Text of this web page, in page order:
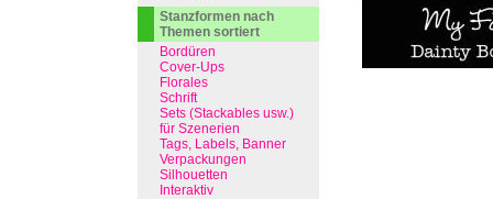
Stanzformen nach
Themen sortiert
Bordüren
Cover-Ups
Florales
Schrift
Sets (Stackables usw.)
für Szenerien
Tags, Labels, Banner
Verpackungen
Silhouetten
Interaktiv